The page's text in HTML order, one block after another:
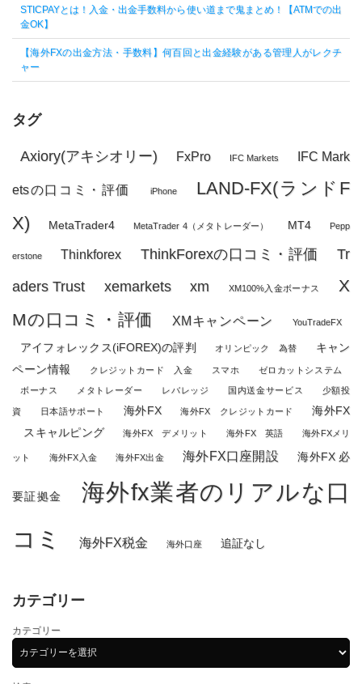
STICPAYとは！入金・出金手数料から使い道まで鬼まとめ！【ATMでの出
金OK】
【海外FXの出金方法・手数料】何百回と出金経験がある管理人がレクチ
ャー
タグ
Axiory(アキシオリー) FxPro IFC Markets IFC Mark
etsの口コミ・評価 iPhone
LAND-FX(ランドF
X)
MetaTrader4 MetaTrader 4（メタトレーダー） MT4 Pepp
erstone Thinkforex ThinkForexの口コミ・評価
Tr
aders Trust
xemarkets xm XM100%入金ボーナス
X
Mの口コミ・評価
XMキャンペーン YouTradeFX
アイフォレックス(iFOREX)の評判 オリンピック 為替
キャン
ペーン情報
クレジットカード 入金 スマホ ゼロカットシステム
ボーナス メタトレーダー レバレッジ 国内送金サービス 少額投
資 日本語サポート 海外FX 海外FX クレジットカード
海外FX
スキャルピング
海外FX デメリット 海外FX 英語 海外FXメリ
ット 海外FX入金 海外FX出金 海外FX口座開設 海外FX 必
要証拠金
海外fx業者のリアルな口
コミ
海外FX税金 海外口座 追証なし
カテゴリー
カテゴリー